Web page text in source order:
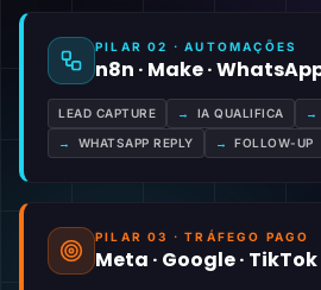
PILAR 02 · AUTOMAÇÕES
n8n · Make ·
LEAD CAPTURE → IA QUALIFICA →
→ WHATSAPP REPLY → FOLLOW-UP
PILAR 03 · TRÁFEGO PAGO
Meta · Google ·